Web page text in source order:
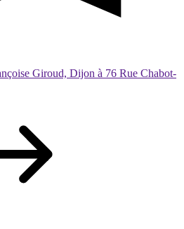
Giroud, Dijon à 76 Rue Chabot-